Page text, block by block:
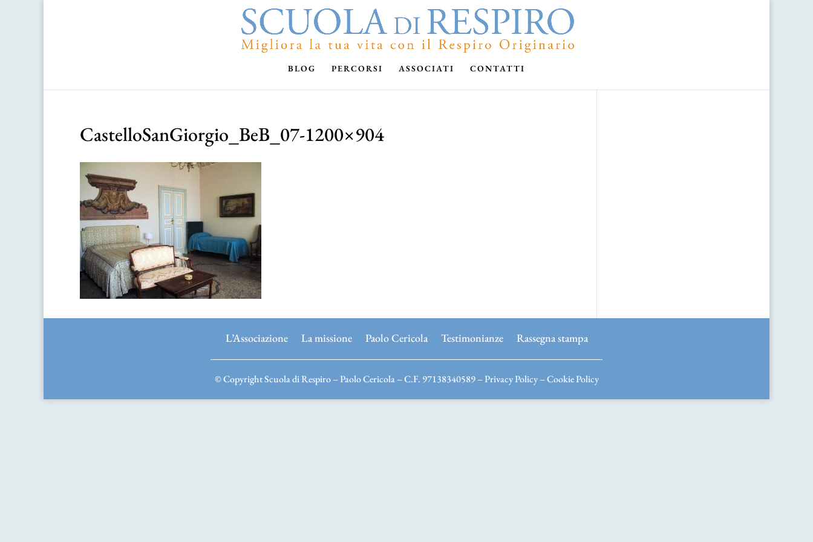
BLOG PERCORSI ASSOCIATI CONTATTI
CastelloSanGiorgio_BeB_07-1200×904
L’Associazione La missione Paolo Cericola Testimonianze Rassegna stampa
© Copyright Scuola di Respiro – Paolo Cericola – C.F. 97138340589 –Privacy Policy–Cookie Policy